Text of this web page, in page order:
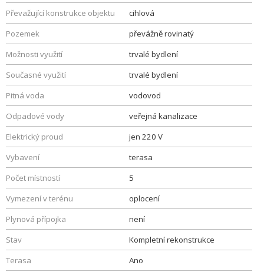
Převažující konstrukce objektu
cihlová
Pozemek
převážně rovinatý
Možnosti využití
trvalé bydlení
Současné využití
trvalé bydlení
Pitná voda
vodovod
Odpadové vody
veřejná kanalizace
Elektrický proud
jen 220 V
Vybavení
terasa
Počet místností
5
Vymezení v terénu
oplocení
Plynová přípojka
není
Stav
Kompletní rekonstrukce
Terasa
Ano